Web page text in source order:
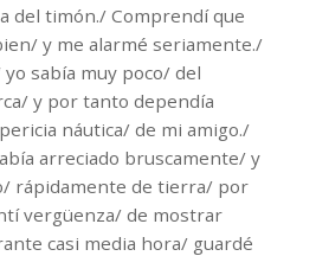
del timón./ Comprendí que
y me alarmé seriamente./
sabía muy poco/ del
y por tanto dependía
náutica/ de mi amigo./
arreciado bruscamente/ y
rápidamente de tierra/ por
vergüenza/ de mostrar
casi media hora/ guardé